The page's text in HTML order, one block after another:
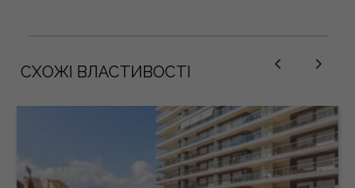
СХОЖІ ВЛАСТИВОСТІ